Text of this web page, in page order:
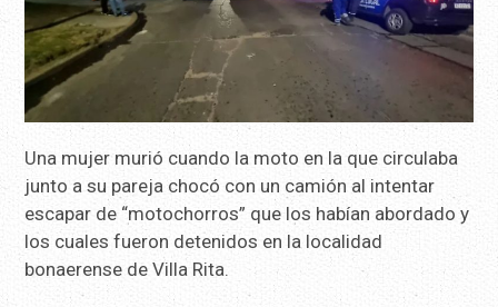
Una mujer murió cuando la moto en la que circulaba
junto a su pareja chocó con un camión al intentar
escapar de “motochorros” que los habían abordado y
los cuales fueron detenidos en la localidad
bonaerense de Villa Rita.